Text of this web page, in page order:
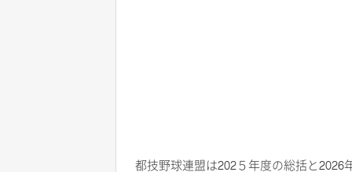
都技野球連盟は202５年度の総括と2026